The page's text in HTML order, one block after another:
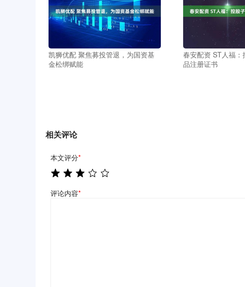
凯狮优配 聚焦募投管退，为国资基
金松绑赋能
春安配资 ST人福：
品注册证书
相关评论
本文评分*
评论内容*